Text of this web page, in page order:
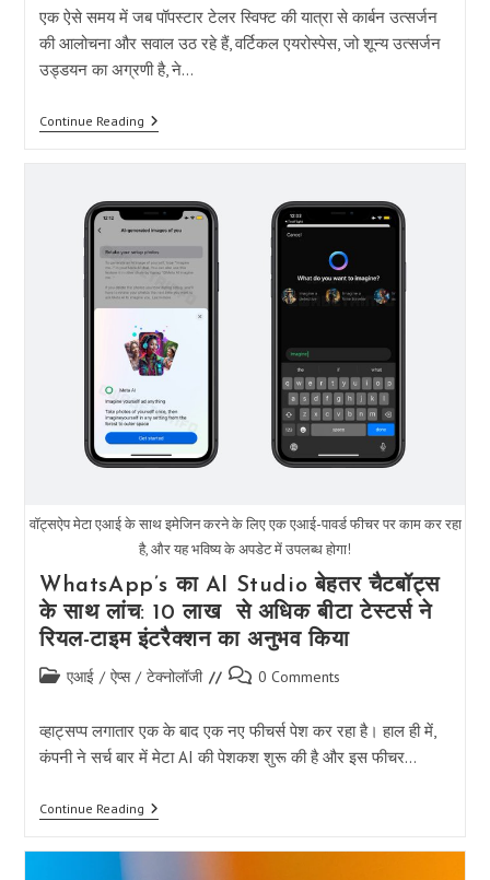
एक ऐसे समय में जब पॉपस्टार टेलर स्विफ्ट की यात्रा से कार्बन उत्सर्जन
की आलोचना और सवाल उठ रहे हैं, वर्टिकल एयरोस्पेस, जो शून्य उत्सर्जन
उड्डयन का अग्रणी है, ने…
Continue Readingवर्टिकल
ने
शून्य
उत्सर्जन
के
साथ
1500
प्री-
ऑर्डर
और
$6
की
बिक्री
कैसे
हासिल
की
वॉट्सऐप मेटा एआई के साथ इमेजिन करने के लिए एक एआई-पावर्ड फीचर पर काम कर रहा
है, और यह भविष्य के अपडेट में उपलब्ध होगा!
WhatsApp’s का AI Studio बेहतर चैटबॉट्स
के साथ लांच: 10 लाख से अधिक बीटा टेस्टर्स ने
रियल-टाइम इंटरैक्शन का अनुभव किया
Post एआई / ऐप्स / टेक्नोलॉजी
Post 0 Comments
व्हाट्सप्प लगातार एक के बाद एक नए फीचर्स पेश कर रहा है। हाल ही में,
कंपनी ने सर्च बार में मेटा AI की पेशकश शुरू की है और इस फीचर…
Continue ReadingWhatsApp’s